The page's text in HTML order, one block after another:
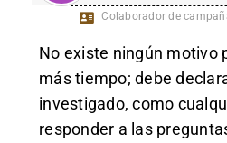
Colaborador de
No existe ningún motivo
más tiempo; debe
investigado, como
responder a las